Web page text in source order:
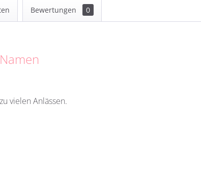
Bewertungen 0
vielen Anlässen.